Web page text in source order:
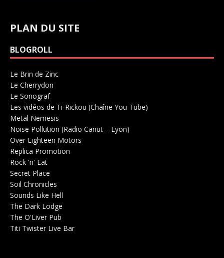
PLAN DU SITE
BLOGROLL
Le Brin de Zinc
Le Cherrydon
Le SonografSalle de concerts 0
Les vidéos de Ti-Rickou (Chaîne You Tube)
Metal Nemesis
Noise Pollution (Radio Canut – Lyon)
Over Eighteen Motors
Replica Promotion
Rock 'n' Eat
Secret Place
Soil Chronicles
Sounds Like Hell
The Dark Lodge
The O'Liver Pub
Titi Twister Live Bar